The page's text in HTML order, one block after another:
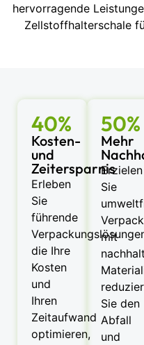
hervorragende
Zellstoffhalterschale
40%
Kosten-
und
Zeitersparnis
Erleben
Sie
führende
die Ihre
Kosten
und
Ihren
Zeitaufwand
optimieren,
50%
Mehr
Erzielen
Sie
mit
Sie den
Abfall
und